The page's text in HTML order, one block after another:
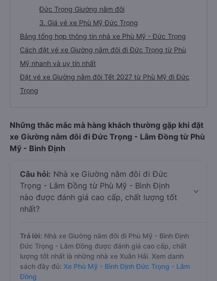
Đức Trọng Giường nằm đôi
3. Giá vé xe Phù Mỹ Đức Trọng
Bảng tổng hợp thông tin nhà xe Phù Mỹ - Đức Trọng
Cách đặt vé xe Giường nằm đôi đi Đức Trọng từ Phù
Mỹ nhanh và uy tín nhất
Đặt vé xe Giường nằm đôi Tết 2027 từ Phù Mỹ đi Đức
Trọng
Những thắc mắc mà hàng khách thường gặp khi đặt
xe Giường nằm đôi đi Đức Trọng - Lâm Đồng từ Phù
Mỹ - Bình Định
Câu hỏi: Nhà xe Giường nằm đôi đi Đức
Trọng - Lâm Đồng từ Phù Mỹ - Bình Định
nào được đánh giá cao cấp, chất lượng tốt
nhất?
Trả lời: Nhà xe Giường nằm đôi đi Phù Mỹ - Bình Định
Đức Trọng - Lâm Đồng được đánh giá cao cấp, chất
lượng tốt nhất là những nhà xe Xuân Hải. Xem danh
sách đầy đủ: Xe Phù Mỹ - Bình Định Đức Trọng - Lâm
Đồng